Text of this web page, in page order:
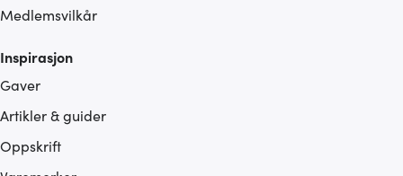
Medlemsvilkår
Inspirasjon
Gaver
Artikler & guider
Oppskrift